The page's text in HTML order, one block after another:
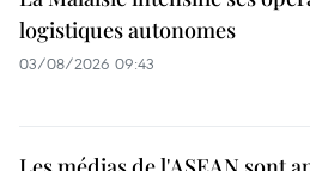
logistiques autonomes
03/08/2026 09:43